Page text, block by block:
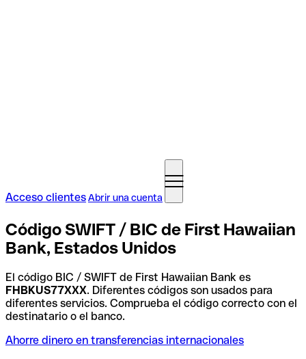
Acceso clientesAbrir una cuenta
Código SWIFT / BIC de First Hawaiian
Bank, Estados Unidos
El código BIC / SWIFT de First Hawaiian Bank es
FHBKUS77XXX. Diferentes códigos son usados para
diferentes servicios. Comprueba el código correcto con el
destinatario o el banco.
Ahorre dinero en transferencias internacionales